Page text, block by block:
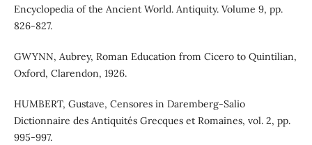
Encyclopedia of the Ancient World. Antiquity. Volume 9, pp.
826-827.
GWYNN, Aubrey, Roman Education from Cicero to Quintilian,
Oxford, Clarendon, 1926.
HUMBERT, Gustave, Censores in Daremberg-Salio
Dictionnaire des Antiquités Grecques et Romaines, vol. 2, pp.
995-997.